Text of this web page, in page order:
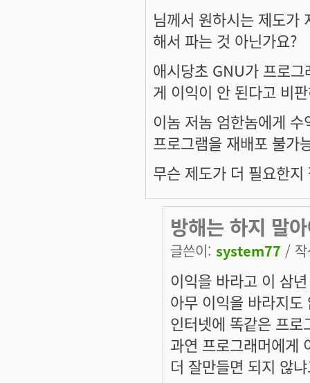
님께서 원하시는 제도가
해서 파는 것 아닌가요?
애시당초 GNU가 프로
게 이익이 안 된다고 비
이놈 저놈 엄한놈에게
프로그램을 재배포 불가
무슨 제도가 더 필요한
방해는 하지 말
글쓴이: system77 /
이익을 바라고 이 삼
아무 이익을 바라지
인터넷에 똑같은 프
과연 프로그래머에게
더 잘만들면 되지 않